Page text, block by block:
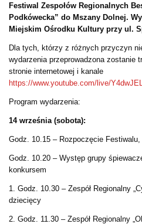
Festiwal Zespołów Regionalnych
Podkówecka” do Mszany Dolnej.
Miejskim Ośrodku Kultury przy ul.
Dla tych, którzy z różnych przyczyn
wydarzenia przeprowadzona zostanie
stronie internetowej i kanale
https://www.youtube.com/live/
Program wydarzenia:
14 września (sobota):
Godz. 10.15 – Rozpoczęcie Festiwalu,
Godz. 10.20 – Występ grupy
konkursem
1. Godz. 10.30 – Zespół Regionalny
dziecięcy
2. Godz. 11.30 – Zespół Regionalny